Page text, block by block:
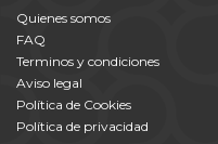
Quienes somos
FAQ
Terminos y condiciones
Aviso legal
Política de Cookies
Política de privacidad